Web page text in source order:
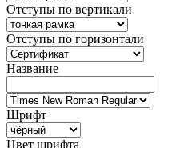
Отступы по вертикали
Отступы по горизонтали
Название
Шрифт
Цвет шрифта